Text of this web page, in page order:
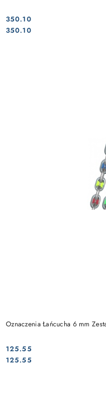
Cena:
350.10
Cena:
350.10
Oznaczenia Łańcucha 6 mm
Cena:
125.55
Cena:
125.55